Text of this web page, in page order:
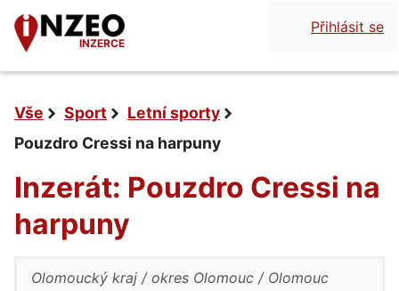
INZERCE
Přihlásit se
Vše Sport
Letní sporty
Pouzdro Cressi na harpuny
Inzerát: Pouzdro Cressi na
harpuny
Olomoucký kraj okres Olomouc
Olomouc